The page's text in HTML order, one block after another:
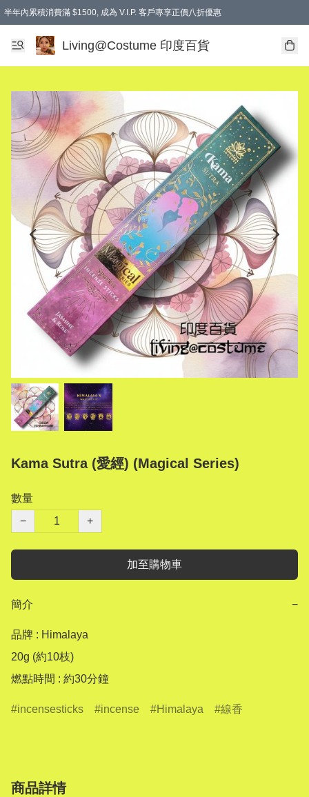
半年內累積消費滿 $1500, 成為 V.I.P. 客戶專享正價八折優惠
滿$600免本地運費
Living@Costume 印度百貨
Kama Sutra (愛經) (Magical Series)
數量
−
+
加至購物車
簡介 −
品牌 : Himalaya
20g (約10枝)
燃點時間 : 約30分鐘
incensesticks incense Himalaya 線香
商品詳情